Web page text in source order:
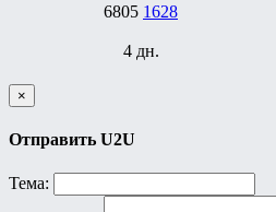
6805 1628
4 дн.
×
Отправить U2U
Тема: